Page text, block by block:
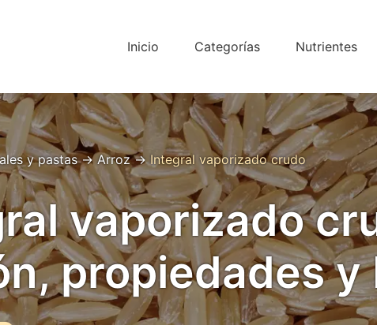
Inicio Categorías Nutrientes
y pastas→Arroz→Integral vaporizado crudo
vaporizado
propiedades